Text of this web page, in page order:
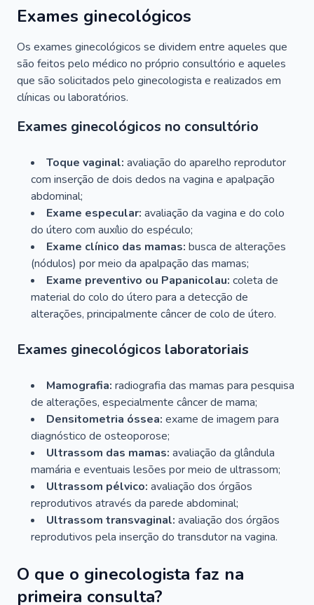
Exames ginecológicos
Os exames ginecológicos se dividem entre aqueles que
são feitos pelo médico no próprio consultório e aqueles
que são solicitados pelo ginecologista e realizados em
clínicas ou laboratórios.
Exames ginecológicos no consultório
Toque vaginal: avaliação do aparelho reprodutor
com inserção de dois dedos na vagina e apalpação
abdominal;
Exame especular: avaliação da vagina e do colo
do útero com auxílio do espéculo;
Exame clínico das mamas: busca de alterações
(nódulos) por meio da apalpação das mamas;
Exame preventivo ou Papanicolau: coleta de
material do colo do útero para a detecção de
alterações, principalmente câncer de colo de útero.
Exames ginecológicos laboratoriais
Mamografia: radiografia das mamas para pesquisa
de alterações, especialmente câncer de mama;
Densitometria óssea: exame de imagem para
diagnóstico de osteoporose;
Ultrassom das mamas: avaliação da glândula
mamária e eventuais lesões por meio de ultrassom;
Ultrassom pélvico: avaliação dos órgãos
reprodutivos através da parede abdominal;
Ultrassom transvaginal: avaliação dos órgãos
reprodutivos pela inserção do transdutor na vagina.
O que o ginecologista faz na
primeira consulta?